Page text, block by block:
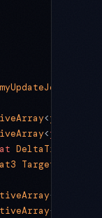
<float3
<float
DeltaTime
TargetPosition
<
<